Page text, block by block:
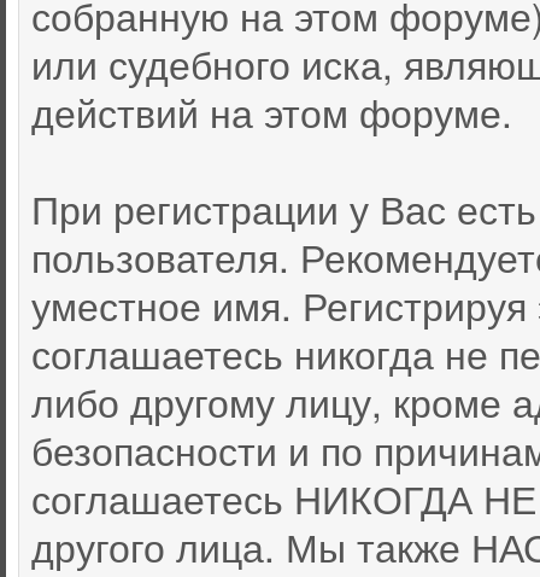
собранную на этом
или судебного иска,
действий на этом форуме.
При регистрации у Вас
пользователя.
уместное имя.
соглашаетесь никогда не
либо другому лицу, кроме
безопасности и по
соглашаетесь НИКОГДА НЕ
другого лица. Мы также